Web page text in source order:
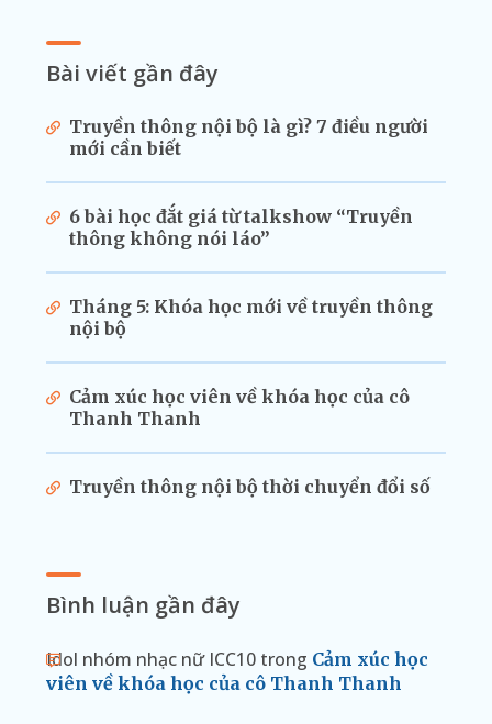
Bài viết gần đây
Truyền thông nội bộ là gì? 7 điều người
mới cần biết
6 bài học đắt giá từ talkshow “Truyền
thông không nói láo”
Tháng 5: Khóa học mới về truyền thông
nội bộ
Cảm xúc học viên về khóa học của cô
Thanh Thanh
Truyền thông nội bộ thời chuyển đổi số
Bình luận gần đây
Idol nhóm nhạc nữ ICC10 trong Cảm xúc học
viên về khóa học của cô Thanh Thanh